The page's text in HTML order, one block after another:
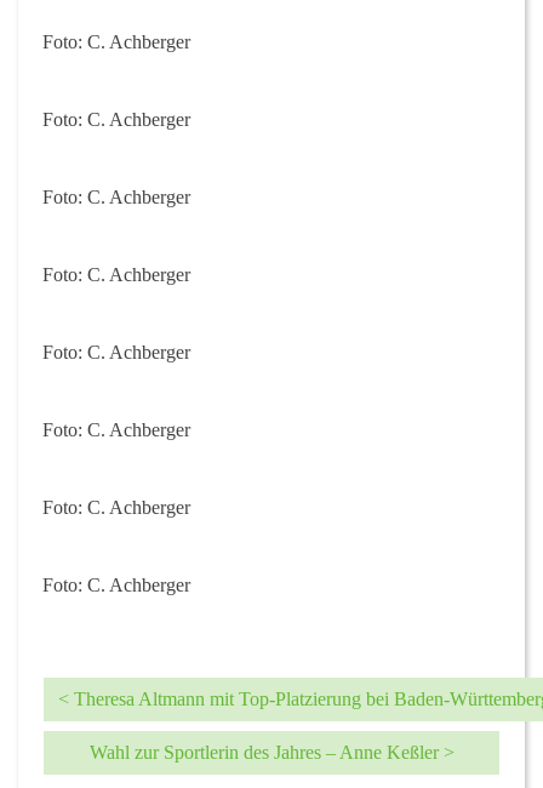
Foto: C. Achberger
Foto: C. Achberger
Foto: C. Achberger
Foto: C. Achberger
Foto: C. Achberger
Foto: C. Achberger
Foto: C. Achberger
Foto: C. Achberger
< Theresa Altmann mit Top-Platzierung bei Baden-
Wahl zur Sportlerin des Jahres – Anne Keßler >